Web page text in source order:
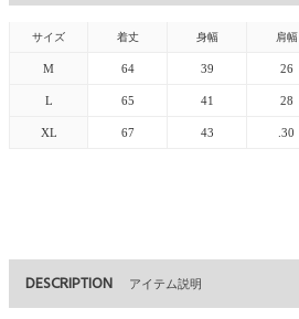
サイズ 着丈 身幅 肩幅
M 64 39 26
L 65 41 28
XL 67 43 .30
DESCRIPTION アイテム説明